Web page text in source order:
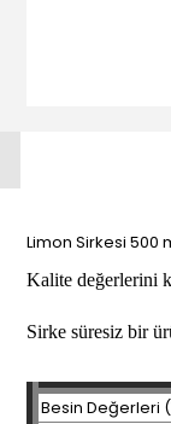
Limon Sirkesi 500
Kalite değerlerini
Sirke süresiz bir
Besin Değerleri